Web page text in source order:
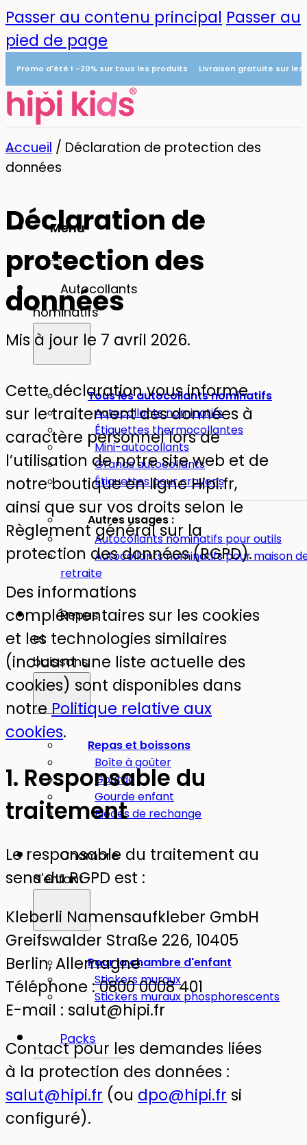
Passer au contenu principal Passer au
pied de page
Promo d'été ! -20% sur tous les produits Livraison gratuite sur
Menu
Autocollants
nominatifs
Tous les autocollants nominatifs
Autocollants nominatifs
Étiquettes thermocollantes
Mini-autocollants
Grands autocollants
Étiquettes pour crayons
Autres usages :
Autocollants nominatifs pour outils
Autocollants nominatifs pour maison
retraite
Repas
et
boissons
Repas et boissons
Boîte à goûter
Gourde
Gourde enfant
Pièces de rechange
Chambre
d'enfant
Pour la chambre d'enfant
Stickers muraux
Stickers muraux phosphorescents
Packs
0
Accueil / Déclaration de protection des
données
Déclaration de
protection des
données
Mis à jour le 7 avril 2026.
Cette déclaration vous informe
sur le traitement des données à
caractère personnel lors de
l’utilisation de notre site web et de
notre boutique en ligne Hipi.fr,
ainsi que sur vos droits selon le
Règlement général sur la
protection des données (RGPD).
Des informations
complémentaires sur les cookies
et les technologies similaires
(incluant une liste actuelle des
cookies) sont disponibles dans
notrePolitique relative aux
cookies.
1. Responsable du
traitement
Le responsable du traitement au
sens du RGPD est :
Kleberli Namensaufkleber GmbH
Greifswalder Straße 226, 10405
Berlin, Allemagne
Téléphone : 0800 0008 401
E-mail : salut@hipi.fr
Contact pour les demandes liées
à la protection des données :
salut@hipi.fr (ou dpo@hipi.fr si
configuré).